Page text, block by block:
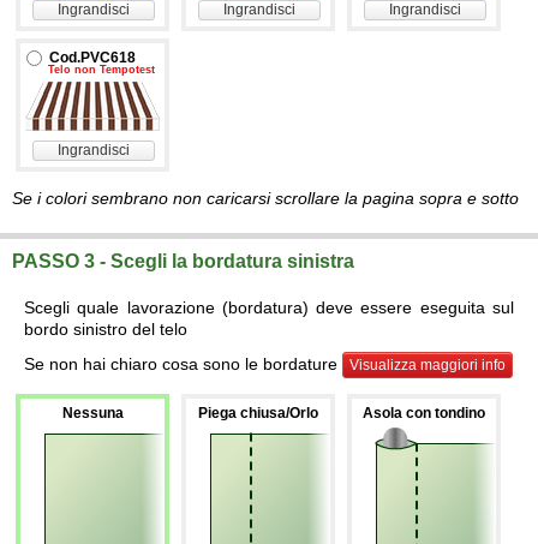
Ingrandisci Ingrandisci Ingrandisci
Cod.PVC618
Telo non Tempotest
Ingrandisci
Se i colori sembrano non caricarsi scrollare la pagina sopra e sotto
PASSO 3 - Scegli la bordatura sinistra
Scegli quale lavorazione (bordatura) deve essere eseguita sul
bordo sinistro del telo
Se non hai chiaro cosa sono le bordature
Visualizza maggiori info
Nessuna Piega chiusa/Orlo Asola con tondino